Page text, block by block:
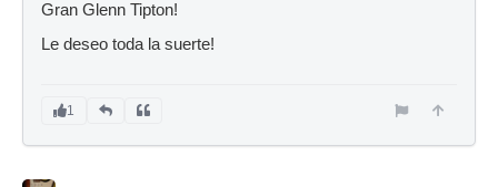
Gran Glenn Tipton!
Le deseo toda la suerte!
1